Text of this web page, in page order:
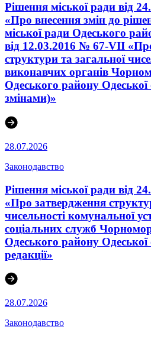
Рішення міської ради від
«Про внесення змін до
міської ради Одеського
від 12.03.2016 № 67-VІI
структури та загальної
виконавчих органів
Одеського району Одеської
змінами)»
28.07.2026
Законодавство
Рішення міської ради від
«Про затвердження
чисельності комунальної
соціальних служб
Одеського району Одеської
редакції»
28.07.2026
Законодавство